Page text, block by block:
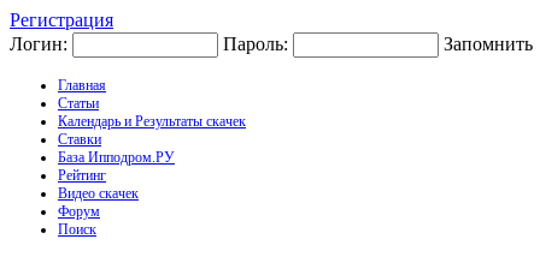
Регистрация
Логин:
Пароль: Запомнить
Главная
Статьи
Календарь и Результаты скачек
Ставки
База Ипподром.РУ
Рейтинг
Видео скачек
Форум
Поиск